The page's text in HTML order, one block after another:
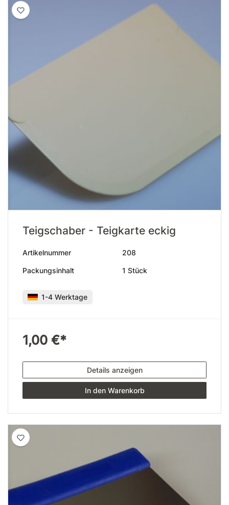
Teigschaber - Teigkarte eckig
Artikelnummer 208
Packungsinhalt 1 Stück
1-4 Werktage
1,00 €*
Details anzeigen
In den Warenkorb